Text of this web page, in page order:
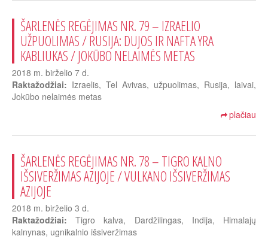
ŠARLENĖS REGĖJIMAS NR. 79 – IZRAELIO
UŽPUOLIMAS / RUSIJA: DUJOS IR NAFTA YRA
KABLIUKAS / JOKŪBO NELAIMĖS METAS
2018 m. birželio 7 d.
Raktažodžiai: Izraelis, Tel Avivas, užpuolimas, Rusija, laivai,
Jokūbo nelaimės metas
plačiau
ŠARLENĖS REGĖJIMAS NR. 78 – TIGRO KALNO
IŠSIVERŽIMAS AZIJOJE / VULKANO IŠSIVERŽIMAS
AZIJOJE
2018 m. birželio 3 d.
Raktažodžiai: Tigro kalva, Dardžilingas, Indija, Himalajų
kalnynas, ugnikalnio išsiveržimas